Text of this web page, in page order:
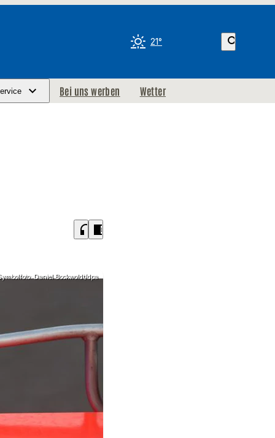
21° search
Bei uns werben Wetter
headphones chrome_reader_mode
Daniel Bockwoldt/dpa